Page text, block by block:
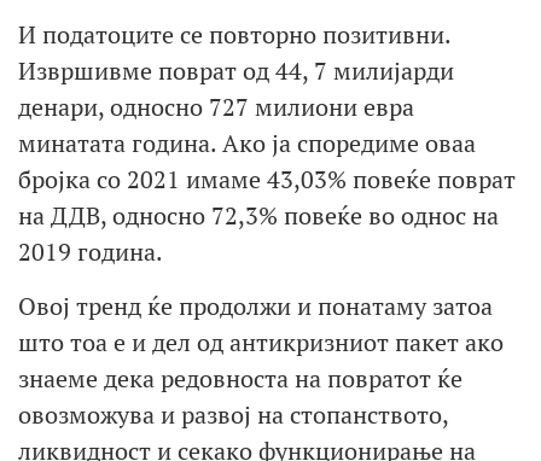
И податоците се повторно позитивни.
Извршивме поврат од 44, 7 милијарди
денари, односно 727 милиони евра
минатата година. Ако ја споредиме оваа
бројка со 2021 имаме 43,03% повеќе поврат
на ДДВ, односно 72,3% повеќе во однос на
2019 година.
Овој тренд ќе продолжи и понатаму затоа
што тоа е и дел од антикризниот пакет ако
знаеме дека редовноста на повратот ќе
овозможува и развој на стопанството,
ликвидност и секако функционирање на